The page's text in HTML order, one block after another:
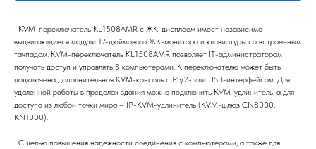
KVM-переключатель KL1508AMR с ЖК-дисплеем имеет независимо
выдвигающиеся модули 17-дюймового ЖК-монитора и клавиатуры со встроенным
тачпадом. KVM-переключатель KL1508AMR позволяет IT-администраторам
получать доступ и управлять 8 компьютерами. К переключателю может быть
подключена дополнительная KVM-консоль с PS/2- или USB-интерфейсом. Для
удаленной работы в пределах здания можно подключить KVM-удлинитель, а для
доступа из любой точки мира – IP-KVM-удлинитель (KVM-шлюз CN8000,
KN1000).
С целью повышения надежности соединения с компьютерами, а также для